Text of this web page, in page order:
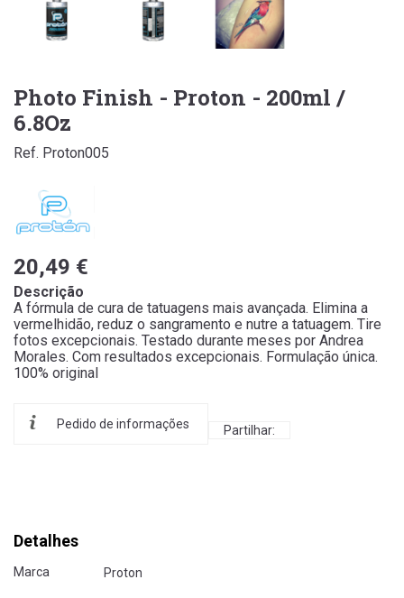
Photo Finish - Proton - 200ml /
6.8Oz
Ref. Proton005
20,49 €
Descrição
A fórmula de cura de tatuagens mais avançada. Elimina a
vermelhidão, reduz o sangramento e nutre a tatuagem. Tire
fotos excepcionais. Testado durante meses por Andrea
Morales. Com resultados excepcionais. Formulação única.
100% original
Pedido de informações Partilhar:
Detalhes
Marca Proton